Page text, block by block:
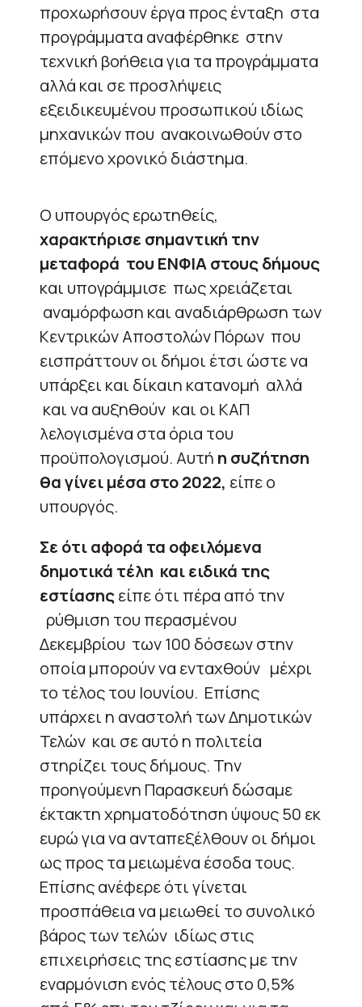
προχωρήσουν έργα προς ένταξη στα
προγράμματα αναφέρθηκε στην
τεχνική βοήθεια για τα προγράμματα
αλλά και σε προσλήψεις
εξειδικευμένου προσωπικού ιδίως
μηχανικών που ανακοινωθούν στο
επόμενο χρονικό διάστημα.
Ο υπουργός ερωτηθείς,
χαρακτήρισε σημαντική την
μεταφορά του ΕΝΦΙΑ στους δήμους
και υπογράμμισε πως χρειάζεται
αναμόρφωση και αναδιάρθρωση των
Κεντρικών Αποστολών Πόρων που
εισπράττουν οι δήμοι έτσι ώστε να
υπάρξει και δίκαιη κατανομή αλλά
και να αυξηθούν και οι ΚΑΠ
λελογισμένα στα όρια του
προϋπολογισμού. Αυτή η συζήτηση
θα γίνει μέσα στο 2022, είπε ο
υπουργός.
Σε ότι αφορά τα οφειλόμενα
δημοτικά τέλη και ειδικά της
εστίασηςείπε ότι πέρα από την
ρύθμιση του περασμένου
Δεκεμβρίου των 100 δόσεων στην
οποία μπορούν να ενταχθούν μέχρι
το τέλος του Ιουνίου. Επίσης
υπάρχει η αναστολή των Δημοτικών
Τελών και σε αυτό η πολιτεία
στηρίζει τους δήμους. Την
προηγούμενη Παρασκευή δώσαμε
έκτακτη χρηματοδότηση ύψους 50 εκ
ευρώ για να ανταπεξέλθουν οι δήμοι
ως προς τα μειωμένα έσοδα τους.
Επίσης ανέφερε ότι γίνεται
προσπάθεια να μειωθεί το συνολικό
βάρος των τελών ιδίως στις
επιχειρήσεις της εστίασης με την
εναρμόνιση ενός τέλους στο 0,5%